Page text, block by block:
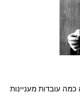
עובדות מעניינות